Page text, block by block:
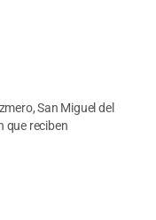
San Miguel del
que reciben